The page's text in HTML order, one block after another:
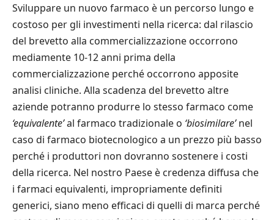
Sviluppare un nuovo farmaco è un percorso lungo e
costoso per gli investimenti nella ricerca: dal rilascio
del brevetto alla commercializzazione occorrono
mediamente 10-12 anni prima della
commercializzazione perché occorrono apposite
analisi cliniche. Alla scadenza del brevetto altre
aziende potranno produrre lo stesso farmaco come
‘equivalente’al farmaco tradizionale o ‘biosimilare’nel
caso di farmaco biotecnologico a un prezzo più basso
perché i produttori non dovranno sostenere i costi
della ricerca. Nel nostro Paese è credenza diffusa che
i farmaci equivalenti, impropriamente definiti
generici, siano meno efficaci di quelli di marca perché